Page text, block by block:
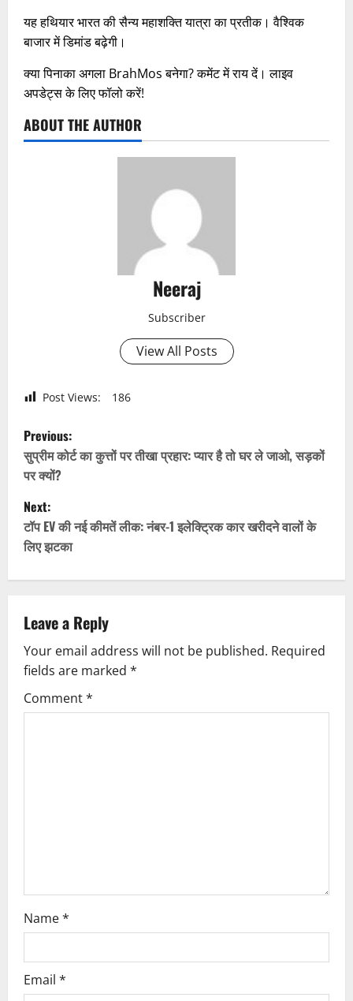
यह हथियार भारत की सैन्य महाशक्ति यात्रा का प्रतीक। वैश्विक
बाजार में डिमांड बढ़ेगी।
क्या पिनाका अगला BrahMos बनेगा? कमेंट में राय दें। लाइव
अपडेट्स के लिए फॉलो करें!
ABOUT THE AUTHOR
Neeraj
Subscriber
View All Posts
Post Views: 186
P
o
s
t
n
v
i
g
Previous:
सुप्रीम कोर्ट का कुत्तों पर तीखा प्रहार: प्यार है तो घर ले जाओ, सड़कों
पर क्यों?
Next:
टॉप EV की नई कीमतें लीक: नंबर-1 इलेक्ट्रिक कार खरीदने वालों के
लिए झटका
Leave a Reply
Your email address will not be published. Required
fields are marked *
Comment*
Name*
Email *